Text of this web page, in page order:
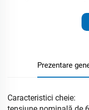
Prezentare
Caracteristici cheie: